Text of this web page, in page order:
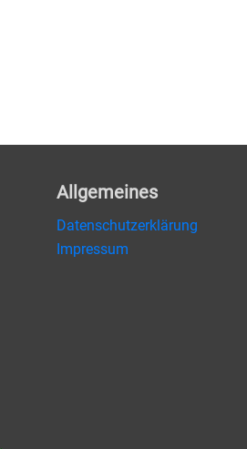
Allgemeines
Datenschutzerklärung
Impressum